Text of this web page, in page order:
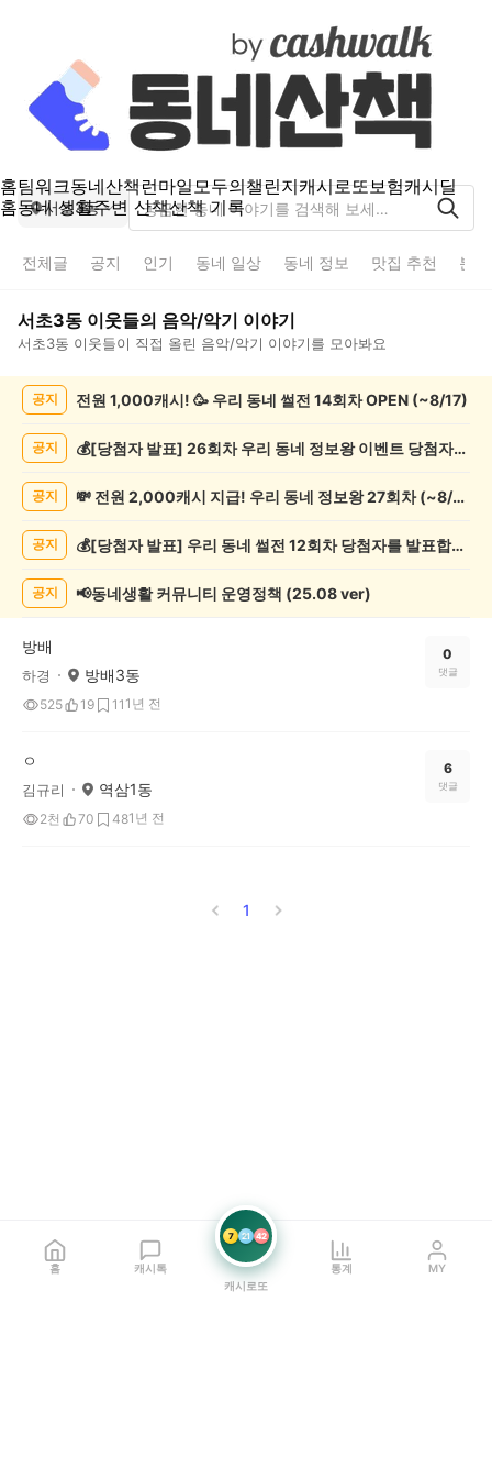
홈팀워크동네산책런마일모두의챌린지캐시로또보험캐시딜
홈동네 생활주변 산책산책 기록
서초3동
전체글 공지 인기 동네 일상 동네 정보 맛집 추천 분
서초3동 이웃들의 음악/악기 이야기
서초3동 이웃들이 직접 올린 음악/악기 이야기를 모아봐요
악/
목
공지 전원 1,000캐시! 🥳 우리 동네 썰전 14회차 OPEN (~8/17)
공지 💰[당첨자 발표] 26회차 우리 동네 정보왕 이벤트 당첨자를 발표합니다!
공지 💸 전원 2,000캐시 지급! 우리 동네 정보왕 27회차 (~8/10)
공지 💰[당첨자 발표] 우리 동네 썰전 12회차 당첨자를 발표합니다!
공지 📢동네생활 커뮤니티 운영정책 (25.08 ver)
방배
하경 방배3동
525 19 11 1년 전
0
댓글
ㅇ
김규리 역삼1동
2천 70 481년 전
6
댓글
1
홈 캐시톡
7 21 42
캐시로또
통계 MY